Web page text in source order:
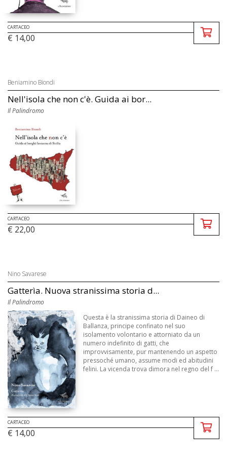
CARTACEO
€ 14,00
Beniamino Biondi
Nell'isola che non c'è. Guida ai bor...
Il Palindromo
CARTACEO
€ 22,00
Nino Savarese
Gatterìa. Nuova stranissima storia d...
Il Palindromo
Questa è la stranissima storia di Daineo di
Ballanza, principe confinato nel suo
isolamento volontario e attorniato da un
numero indefinito di gatti, che
improvvisamente, pur mantenendo un aspetto
pressoché umano, assume modi ed abitudini
felini. La vicenda trova dimora nel regno del f ...
CARTACEO
€ 14,00